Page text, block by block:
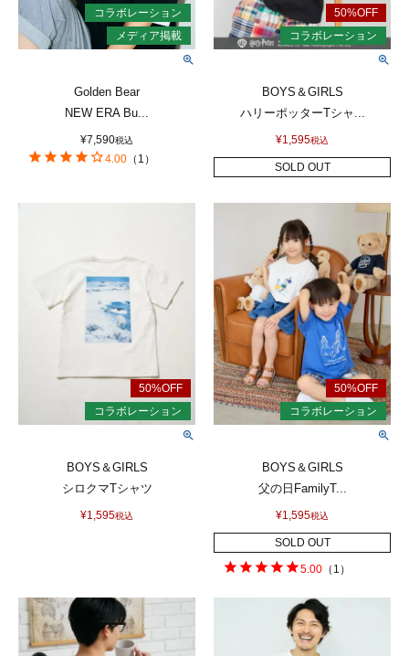
Golden Bear
NEW ERA Bu...
¥7,590税込
4.00 （ 1 ）
BOYS＆GIRLS
ハリーポッターTシャ...
¥1,595税込
SOLD OUT
BOYS＆GIRLS
シロクマTシャツ
¥1,595税込
BOYS＆GIRLS
父の日FamilyT...
¥1,595税込
SOLD OUT
5.00 （ 1 ）